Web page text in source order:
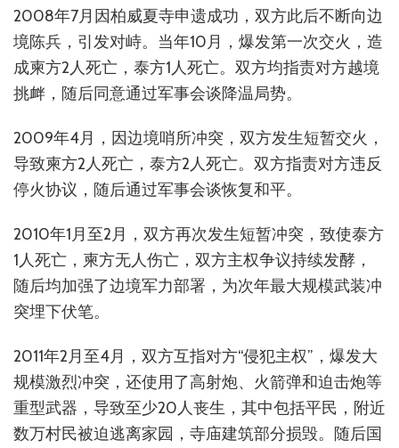
2008年7月因柏威夏寺申遗成功，双方此后不断向边
境陈兵，引发对峙。当年10月，爆发第一次交火，造
成柬方2人死亡，泰方1人死亡。双方均指责对方越境
挑衅，随后同意通过军事会谈降温局势。
2009年4月，因边境哨所冲突，双方发生短暂交火，
导致柬方2人死亡，泰方2人死亡。双方指责对方违反
停火协议，随后通过军事会谈恢复和平。
2010年1月至2月，双方再次发生短暂冲突，致使泰方
1人死亡，柬方无人伤亡，双方主权争议持续发酵，
随后均加强了边境军力部署，为次年最大规模武装冲
突埋下伏笔。
2011年2月至4月，双方互指对方“侵犯主权”，爆发大
规模激烈冲突，还使用了高射炮、火箭弹和迫击炮等
重型武器，导致至少20人丧生，其中包括平民，附近
数万村民被迫逃离家园，寺庙建筑部分损毁。随后国